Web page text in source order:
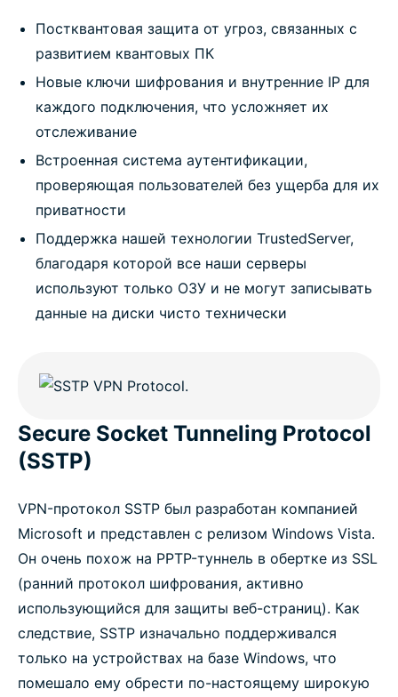
Постквантовая защита от угроз, связанных с
развитием квантовых ПК
Новые ключи шифрования и внутренние IP для
каждого подключения, что усложняет их
отслеживание
Встроенная система аутентификации,
проверяющая пользователей без ущерба для их
приватности
Поддержка нашей технологии TrustedServer,
благодаря которой все наши серверы
используют только ОЗУ и не могут записывать
данные на диски чисто технически
Secure Socket Tunneling Protocol
(SSTP)
VPN-протокол SSTP был разработан компанией
Microsoft и представлен с релизом Windows Vista.
Он очень похож на PPTP-туннель в обертке из SSL
(ранний протокол шифрования, активно
использующийся для защиты веб-страниц). Как
следствие, SSTP изначально поддерживался
только на устройствах на базе Windows, что
помешало ему обрести по-настоящему широкую